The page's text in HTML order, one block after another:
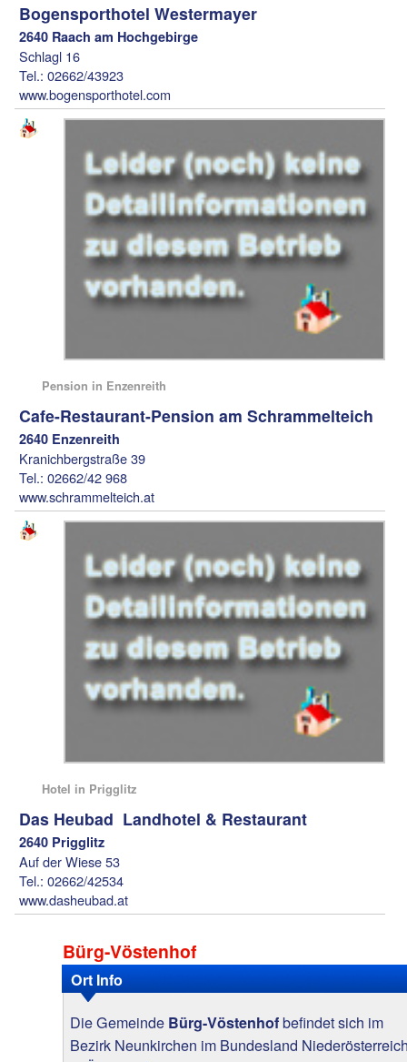
Bogensporthotel Westermayer
2640 Raach am Hochgebirge
Schlagl 16
Tel.: 02662/43923
www.bogensporthotel.com
Pension in Enzenreith
Cafe-Restaurant-Pension am Schrammelteich
2640 Enzenreith
Kranichbergstraße 39
Tel.: 02662/42 968
www.schrammelteich.at
Hotel in Prigglitz
Das Heubad  Landhotel & Restaurant
2640 Prigglitz
Auf der Wiese 53
Tel.: 02662/42534
www.dasheubad.at
Bürg-Vöstenhof
Ort Info
Die Gemeinde Bürg-Vöstenhofbefindet sich im
Bezirk Neunkirchen im Bundesland